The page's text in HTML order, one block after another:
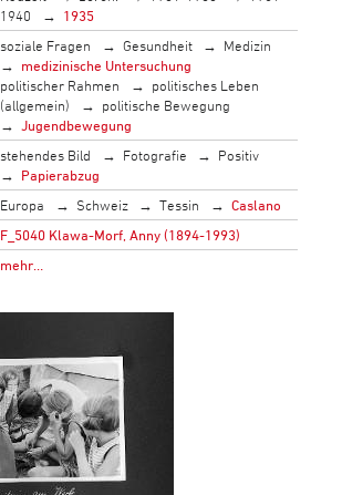
1940
1935
soziale Fragen Gesundheit
Medizin
medizinische Untersuchung
politischer Rahmen
politisches Leben
(allgemein)
politische Bewegung
Jugendbewegung
stehendes Bild Fotografie
Positiv
Papierabzug
Europa Schweiz Tessin
Caslano
F_5040 Klawa-Morf, Anny (1894-1993)
mehr…